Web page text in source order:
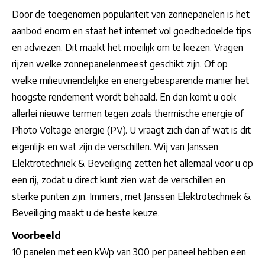
Door de toegenomen populariteit van zonnepanelen is het
aanbod enorm en staat het internet vol goedbedoelde tips
en adviezen. Dit maakt het moeilijk om te kiezen. Vragen
rijzen welke zonnepanelenmeest geschikt zijn. Of op
welke milieuvriendelijke en energiebesparende manier het
hoogste rendement wordt behaald. En dan komt u ook
allerlei nieuwe termen tegen zoals thermische energie of
Photo Voltage energie (PV). U vraagt zich dan af wat is dit
eigenlijk en wat zijn de verschillen. Wij van Janssen
Elektrotechniek & Beveiliging zetten het allemaal voor u op
een rij, zodat u direct kunt zien wat de verschillen en
sterke punten zijn. Immers, met Janssen Elektrotechniek &
Beveiliging maakt u de beste keuze.
Voorbeeld
10 panelen met een kWp van 300 per paneel hebben een